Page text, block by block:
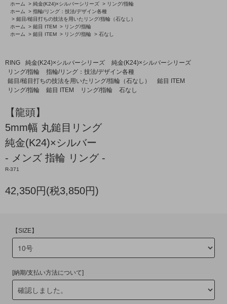
ホーム
> 純金(K24)×シルバーシリーズ > リング/指輪
ホーム
> 指輪/リング：技法/デザイン各種
> 鎚目/槌目打ちの技法を用いたリング/指輪（石なし）
ホーム
> 鎚目 ITEM > リング/指輪
ホーム
> 鎚目 ITEM > リング/指輪 > 石なし
RING 純金(K24)×シルバーシリーズ
純金(K24)×シルバーシリーズ
リング/指輪
指輪/リング：技法/デザイン各種
鎚目/槌目打ちの技法を用いたリング/指輪（石なし）
鎚目 ITEM
リング/指輪
鎚目 ITEM リング/指輪 石なし
【龍頭】
5mm幅 丸鎚目リング
純金(K24)×シルバー
- メンズ 指輪 リング -
R-371
42,350円(税3,850円)
【SIZE】
[納期/支払い方法について]